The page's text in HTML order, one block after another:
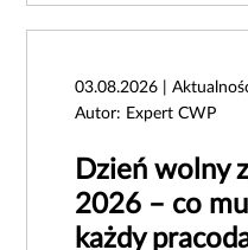
03.08.2026 |
Autor: Expert CWP
Dzień wolny
2026 – co
każdy